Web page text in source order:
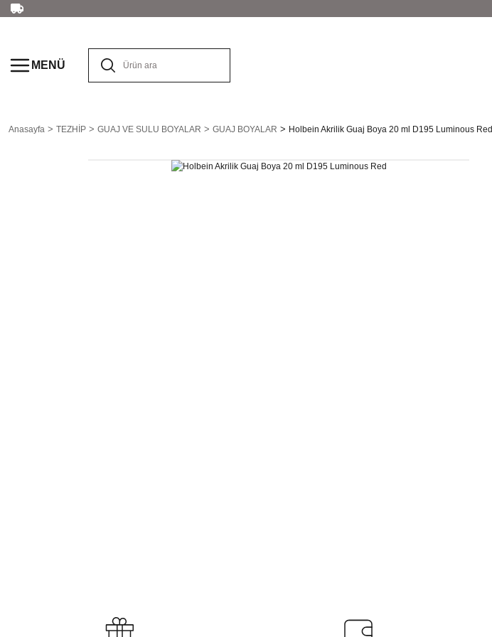
MENÜ
Anasayfa TEZHİP GUAJ VE SULU BOYALAR GUAJ BOYALAR Holbein Akrilik Guaj Boya 20 ml D195 Luminous Red